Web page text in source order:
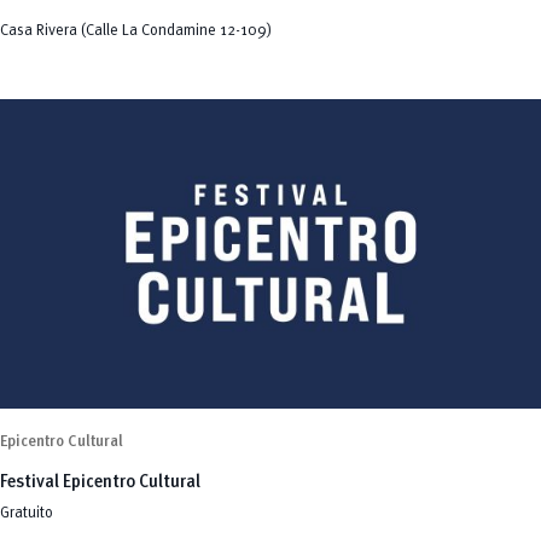
Casa Rivera (Calle La Condamine 12-109)
Epicentro Cultural
Festival Epicentro Cultural
Gratuito